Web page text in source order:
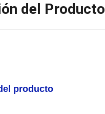
del Producto
producto